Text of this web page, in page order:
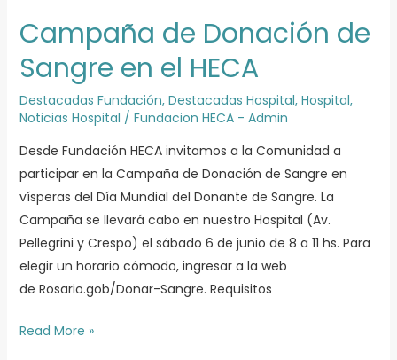
Campaña de Donación de
Sangre en el HECA
Destacadas Fundación, Destacadas Hospital, Hospital,
Noticias Hospital / Fundacion HECA - Admin
Desde Fundación HECA invitamos a la Comunidad a
participar en la Campaña de Donación de Sangre en
vísperas del Día Mundial del Donante de Sangre. La
Campaña se llevará cabo en nuestro Hospital (Av.
Pellegrini y Crespo) el sábado 6 de junio de 8 a 11 hs. Para
elegir un horario cómodo, ingresar a la web
de Rosario.gob/Donar-Sangre. Requisitos
Campaña
Donación
de
Sangre
en
HECA
Read More »